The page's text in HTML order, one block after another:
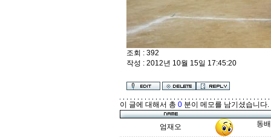
조회 : 392
작성 : 2012년 10월 15일 17:45:20
이 글에 대해서 총 0 분이 메모를 남기셨습니다.
엄재오 동